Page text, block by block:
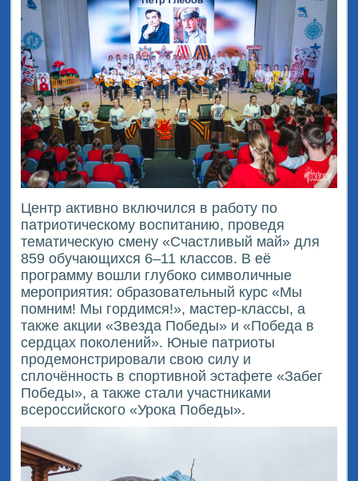
Центр активно включился в работу по
патриотическому воспитанию, проведя
тематическую смену «Счастливый май» для
859 обучающихся 6–11 классов. В её
программу вошли глубоко символичные
мероприятия: образовательный курс «Мы
помним! Мы гордимся!», мастер-классы, а
также акции «Звезда Победы» и «Победа в
сердцах поколений». Юные патриоты
продемонстрировали свою силу и
сплочённость в спортивной эстафете «Забег
Победы», а также стали участниками
всероссийского «Урока Победы».